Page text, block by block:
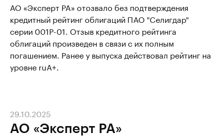
АО «Эксперт РА» отозвало без подтверждения
кредитный рейтинг облигаций ПАО "Селигдар"
серии 001Р-01. Отзыв кредитного рейтинга
облигаций произведен в связи с их полным
погашением. Ранее у выпуска действовал рейтинг на
уровне ruA+.
АО «Эксперт РА»
29.10.2025